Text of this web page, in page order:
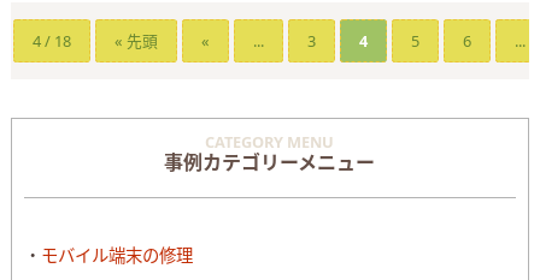
4 / 18 « 先頭 « ... 3 4 5 6 ...
CATEGORY MENU
事例カテゴリーメニュー
モバイル端末の修理